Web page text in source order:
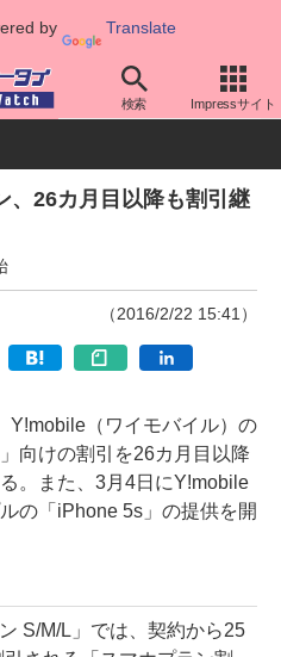
by Translate
検索 Impressサイト
モバイル 料金プラン・割引
26カ月目以降も割引継
（2016/2/22 15:41）
（ワイモバイル）の
向けの割引を26カ月目以降
。また、3月4日にY!mobile
の「iPhone 5s」の提供を開
S/M/L」では、契約から25